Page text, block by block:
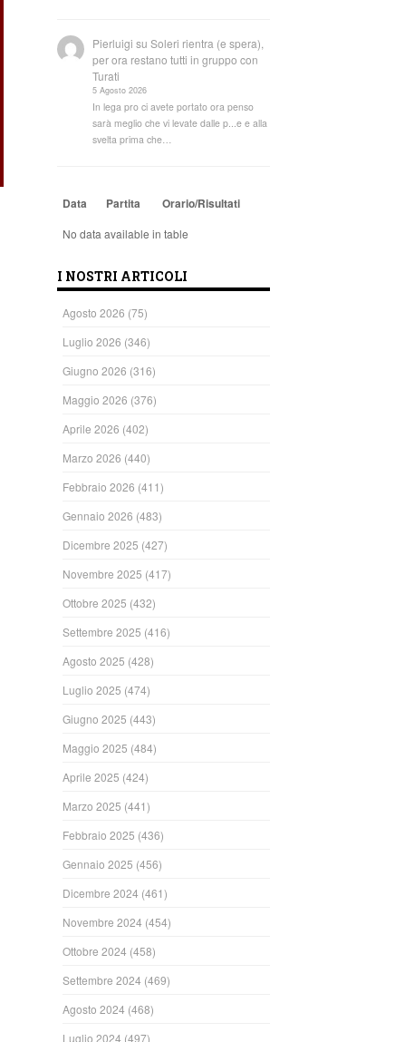
Pierluigi suSoleri rientra (e spera),
per ora restano tutti in gruppo con
Turati
5 Agosto 2026
In lega pro ci avete portato ora penso
sarà meglio che vi levate dalle p...e e alla
svelta prima che…
Data Partita Orario/Risultati
No data available in table
I NOSTRI ARTICOLI
Agosto 2026 (75)
Luglio 2026 (346)
Giugno 2026 (316)
Maggio 2026 (376)
Aprile 2026 (402)
Marzo 2026 (440)
Febbraio 2026 (411)
Gennaio 2026 (483)
Dicembre 2025 (427)
Novembre 2025 (417)
Ottobre 2025 (432)
Settembre 2025 (416)
Agosto 2025 (428)
Luglio 2025 (474)
Giugno 2025 (443)
Maggio 2025 (484)
Aprile 2025 (424)
Marzo 2025 (441)
Febbraio 2025 (436)
Gennaio 2025 (456)
Dicembre 2024 (461)
Novembre 2024 (454)
Ottobre 2024 (458)
Settembre 2024 (469)
Agosto 2024 (468)
Luglio 2024 (497)